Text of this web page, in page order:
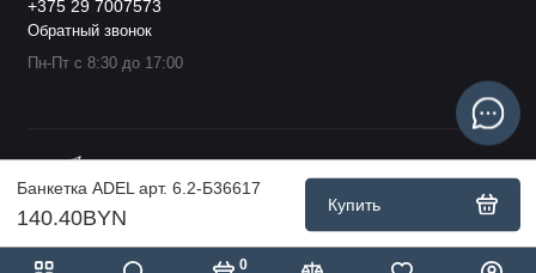
0
Банкетка ADEL арт. 6.2-Б36617
140.40BYN
Купить
+375 29 7007573
Обратный звонок
Пн-Пт с 8:30 до 17:00